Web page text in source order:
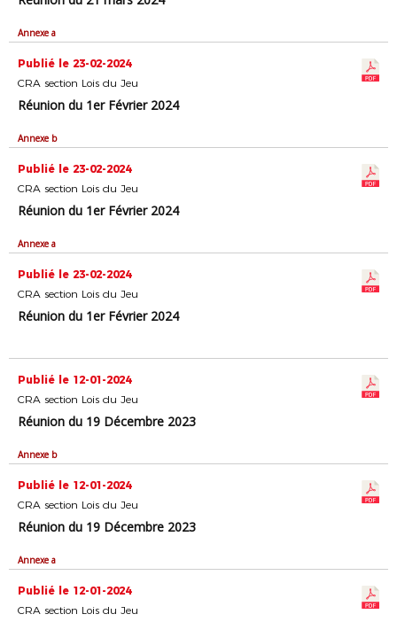
Annexe a
Publié le 23-02-2024
CRA section Lois du Jeu
Réunion du 1er Février 2024
Annexe b
Publié le 23-02-2024
CRA section Lois du Jeu
Réunion du 1er Février 2024
Annexe a
Publié le 23-02-2024
CRA section Lois du Jeu
Réunion du 1er Février 2024
Publié le 12-01-2024
CRA section Lois du Jeu
Réunion du 19 Décembre 2023
Annexe b
Publié le 12-01-2024
CRA section Lois du Jeu
Réunion du 19 Décembre 2023
Annexe a
Publié le 12-01-2024
CRA section Lois du Jeu